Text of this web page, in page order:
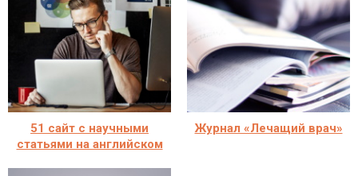
51 сайт с научными
статьями на английском
Журнал «Лечащий врач»